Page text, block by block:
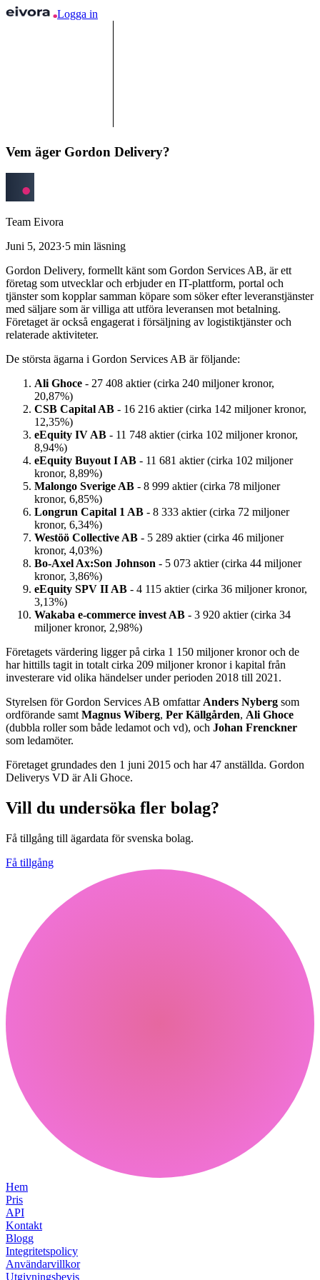
Logga in
Vem äger Gordon Delivery?
Team Eivora
Juni 5, 2023·5 min läsning
Gordon Delivery, formellt känt som Gordon Services AB, är ett
företag som utvecklar och erbjuder en IT-plattform, portal och
tjänster som kopplar samman köpare som söker efter leveranstjänster
med säljare som är villiga att utföra leveransen mot betalning.
Företaget är också engagerat i försäljning av logistiktjänster och
relaterade aktiviteter.
De största ägarna i Gordon Services AB är följande:
Ali Ghoce - 27 408 aktier (cirka 240 miljoner kronor,
20,87%)
CSB Capital AB - 16 216 aktier (cirka 142 miljoner kronor,
12,35%)
eEquity IV AB - 11 748 aktier (cirka 102 miljoner kronor,
8,94%)
eEquity Buyout I AB - 11 681 aktier (cirka 102 miljoner
kronor, 8,89%)
Malongo Sverige AB - 8 999 aktier (cirka 78 miljoner
kronor, 6,85%)
Longrun Capital 1 AB - 8 333 aktier (cirka 72 miljoner
kronor, 6,34%)
Westöö Collective AB - 5 289 aktier (cirka 46 miljoner
kronor, 4,03%)
Bo-Axel Ax:Son Johnson - 5 073 aktier (cirka 44 miljoner
kronor, 3,86%)
eEquity SPV II AB - 4 115 aktier (cirka 36 miljoner kronor,
3,13%)
Wakaba e-commerce invest AB - 3 920 aktier (cirka 34
miljoner kronor, 2,98%)
Företagets värdering ligger på cirka 1 150 miljoner kronor och de
har hittills tagit in totalt cirka 209 miljoner kronor i kapital från
investerare vid olika händelser under perioden 2018 till 2021.
Styrelsen för Gordon Services AB omfattarAnders Nyberg som
ordförande samtMagnus Wiberg, Per Källgården, Ali Ghoce
(dubbla roller som både ledamot och vd), och Johan Frenckner
som ledamöter.
Företaget grundades den 1 juni 2015 och har 47 anställda. Gordon
Deliverys VD är Ali Ghoce.
Vill du undersöka fler bolag?
Få tillgång till ägardata för svenska bolag.
Få tillgång
Hem
Pris
API
Kontakt
Blogg
Integritetspolicy
Användarvillkor
Utgivningsbevis